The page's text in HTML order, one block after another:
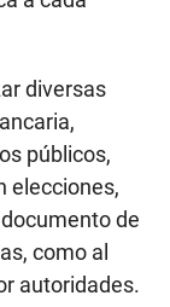
diversas
públicos,
elecciones,
de
como al
autoridades.